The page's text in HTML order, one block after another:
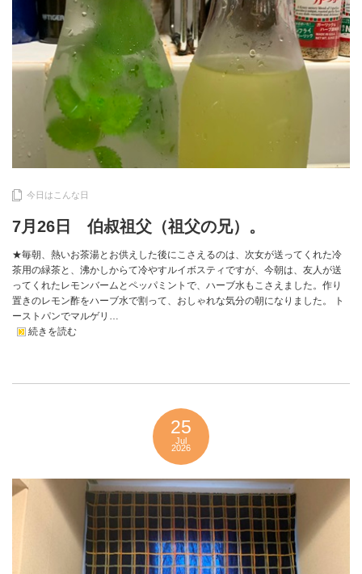
今日はこんな日
7月26日 伯叔祖父（祖父の兄）。
★毎朝、熱いお茶湯とお供えした後にこさえるのは、次女が送ってくれた冷
茶用の緑茶と、沸かしからて冷やすルイボスティですが、今朝は、友人が送
ってくれたレモンバームとペッパミントで、ハーブ水もこさえました。作り
置きのレモン酢をハーブ水で割って、おしゃれな気分の朝になりました。 ト
ーストパンでマルゲリ…
続きを読む
25
Jul
2026